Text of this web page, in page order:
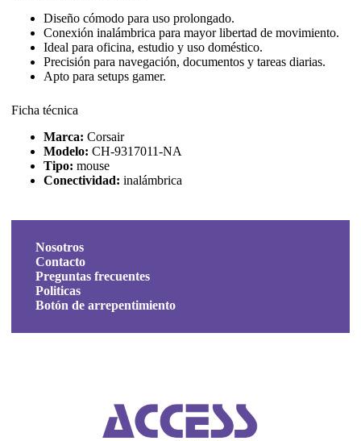
Diseño cómodo para uso prolongado.
Conexión inalámbrica para mayor libertad de movimiento.
Ideal para oficina, estudio y uso doméstico.
Precisión para navegación, documentos y tareas diarias.
Apto para setups gamer.
Ficha técnica
Marca: Corsair
Modelo: CH-9317011-NA
Tipo: mouse
Conectividad: inalámbrica
Nosotros
Contacto
Preguntas frecuentes
Politicas
Botón de arrepentimiento